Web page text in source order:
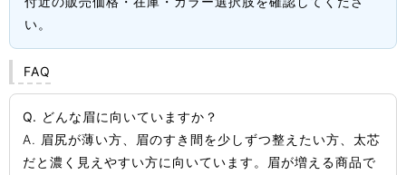
い。
FAQ
Q. どんな眉に向いていますか？
A. 眉尻が薄い方、眉のすき間を少しずつ整えたい方、太芯
だと濃く見えやすい方に向いています。眉が増える商品で